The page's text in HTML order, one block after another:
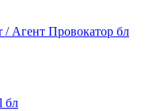
/ Агент Провокатор бл
бл